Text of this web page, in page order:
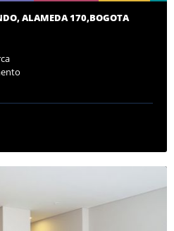
ALAMEDA 170,BOGOTA